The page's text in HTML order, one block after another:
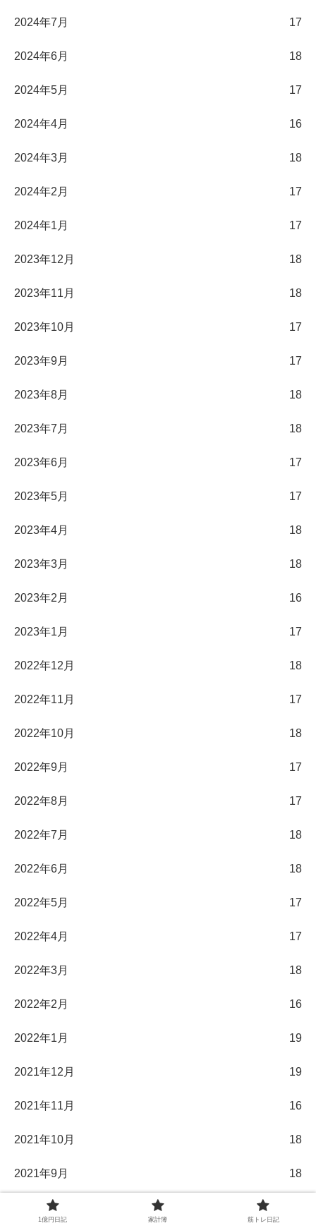
2024年7月 17
2024年6月 18
2024年5月 17
2024年4月 16
2024年3月 18
2024年2月 17
2024年1月 17
2023年12月 18
2023年11月 18
2023年10月 17
2023年9月 17
2023年8月 18
2023年7月 18
2023年6月 17
2023年5月 17
2023年4月 18
2023年3月 18
2023年2月 16
2023年1月 17
2022年12月 18
2022年11月 17
2022年10月 18
2022年9月 17
2022年8月 17
2022年7月 18
2022年6月 18
2022年5月 17
2022年4月 17
2022年3月 18
2022年2月 16
2022年1月 19
2021年12月 19
2021年11月 16
2021年10月 18
2021年9月 18
2021年8月
1億円日記 家計簿 筋トレ日記